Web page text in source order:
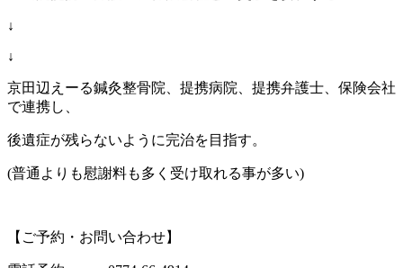
↓
↓
京田辺えーる鍼灸整骨院、提携病院、提携弁護士、保険会社
で連携し、
後遺症が残らないように完治を目指す。
(普通よりも慰謝料も多く受け取れる事が多い)
【ご予約・お問い合わせ】